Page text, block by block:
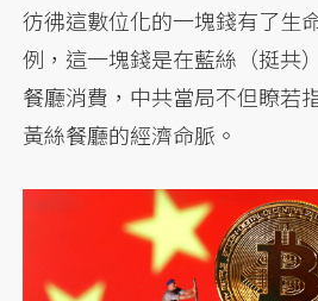
彷彿這數位化的一塊錢有了生
例，這一塊錢是在藍絲（挺共
餐廳消費，中共當局不但瞭若
黃絲餐廳的經濟命脈。